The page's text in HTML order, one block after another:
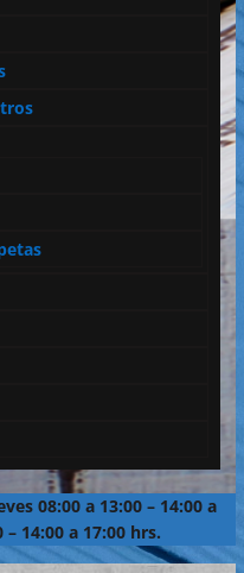
08:00 a 13:00 – 14:00 a
14:00 a 17:00 hrs.